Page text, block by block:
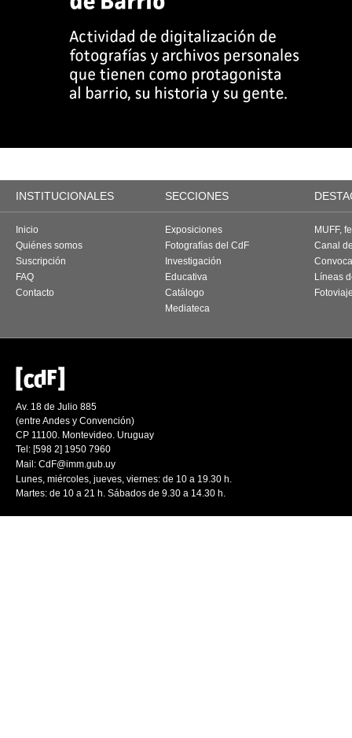
INSTITUCIONALES SECCIONES
Inicio
Quiénes somos
Suscripción
FAQ
Contacto
Exposiciones
Fotografías del CdF
Investigación
Educativa
Catálogo
Mediateca
MUFF,
Canal
Líneas
Av. 18 de Julio 885
(entre Andes y Convención)
CP 11100. Montevideo. Uruguay
Tel: [598 2] 1950 7960
Mail: CdF@imm.gub.uy
Lunes, miércoles, jueves, viernes: de 10 a 19.30 h.
Martes: de 10 a 21 h. Sábados de 9.30 a 14.30 h.